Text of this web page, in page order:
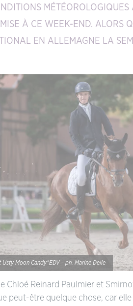
À CE WEEK-END. ALORS
EN ALLEMAGNE LA
Usty Moon Candy*EDV – ph. Marine Delie
Chloé Reinard Paulmier et
peut-être quelque chose, car